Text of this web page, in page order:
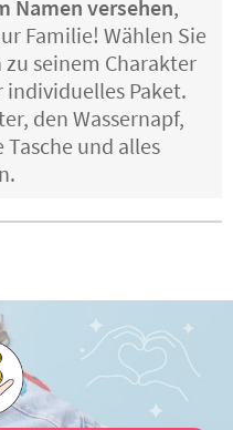
Namen versehen,
Familie! Wählen Sie
zu seinem Charakter
individuelles Paket.
den Wassernapf,
Tasche und alles